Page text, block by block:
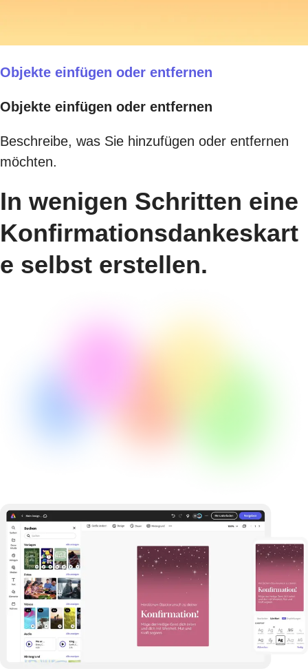
Objekte einfügen oder entfernen
Objekte einfügen oder entfernen
Beschreibe, was Sie hinzufügen oder entfernen
möchten.
In wenigen Schritten eine
Konfirmationsdankeskart
e selbst erstellen.